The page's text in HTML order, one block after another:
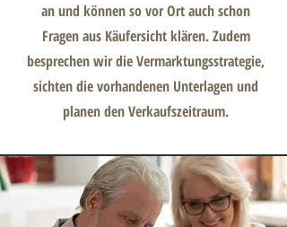
an und können so vor Ort auch schon
Fragen aus Käufersicht klären. Zudem
besprechen wir die Vermarktungsstrategie,
sichten die vorhandenen Unterlagen und
planen den Verkaufszeitraum.